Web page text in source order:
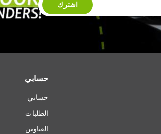
اشترك
حسابي
حسابي
الطلبات
العناوين